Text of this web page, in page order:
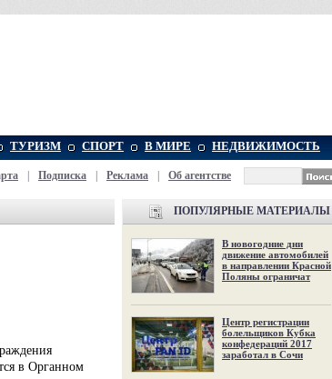
ТУРИЗМ СПОРТ В МИРЕ НЕДВИЖИМОСТЬ
Подписка Реклама Об агентстве
в Органном
ПОПУЛЯРНЫЕ МАТЕРИАЛЫ
В новогодние дни
движение автомобилей
в направлении Красной
Поляны ограничат
Центр регистрации
болельщиков Кубка
конфедераций 2017
заработал в Сочи